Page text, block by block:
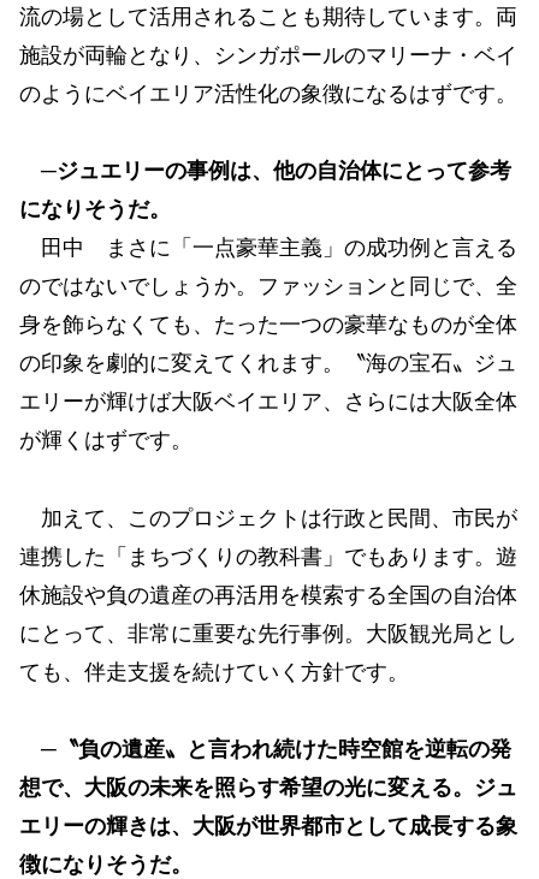
流の場として活用されることも期待しています。両
施設が両輪となり、シンガポールのマリーナ・ベイ
のようにベイエリア活性化の象徴になるはずです。
─ジュエリーの事例は、他の自治体にとって参考
になりそうだ。
田中 まさに「一点豪華主義」の成功例と言える
のではないでしょうか。ファッションと同じで、全
身を飾らなくても、たった一つの豪華なものが全体
の印象を劇的に変えてくれます。〝海の宝石〟ジュ
エリーが輝けば大阪ベイエリア、さらには大阪全体
が輝くはずです。
加えて、このプロジェクトは行政と民間、市民が
連携した「まちづくりの教科書」でもあります。遊
休施設や負の遺産の再活用を模索する全国の自治体
にとって、非常に重要な先行事例。大阪観光局とし
ても、伴走支援を続けていく方針です。
─〝負の遺産〟と言われ続けた時空館を逆転の発
想で、大阪の未来を照らす希望の光に変える。ジュ
エリーの輝きは、大阪が世界都市として成長する象
徴になりそうだ。